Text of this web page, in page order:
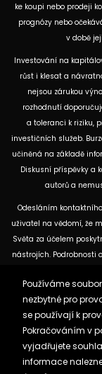
ke koupi nebo prodeji
prognózy nebo
v době
Investování na
růst i klesat a
nejsou zárukou
rozhodnutí
a toleranci k riziku,
investičních služeb.
učiněná na základě
Diskusní příspěvky a
autorů a
Odesláním
uživatel na vědomí, že
Světa za účelem
nástrojích. Podrobnosti
dostupných na těchto
být uvedeny
ke
Zásady ochrany
Používáme
nezbytné pro
se používají k
Pokračováním v
vyjadřujete
informace